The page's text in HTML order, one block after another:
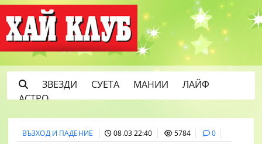
ЗВЕЗДИ СУЕТА МАНИИ
ЛАЙФ
АСТРО
ВЪЗХОД И ПАДЕНИЕ 08.03 22:40 5784 0